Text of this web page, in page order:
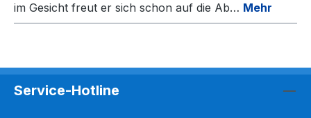
im Gesicht freut er sich schon auf die Ab… Mehr
Service-Hotline